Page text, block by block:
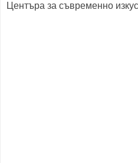
Центъра за съвременно